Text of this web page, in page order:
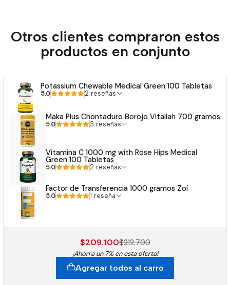
Otros clientes compraron estos
productos en conjunto
Potassium Chewable Medical Green 100 Tabletas
5.0 2 reseñas
Maka Plus Chontaduro Borojo Vitaliah 700 gramos
5.0 3 reseñas
Vitamina C 1000 mg with Rose Hips Medical
Green 100 Tabletas
5.0 2 reseñas
Factor de Transferencia 1000 gramos Zoí
5.0 1 reseña
$209.100$212.700
¡Ahorra un 7% en esta oferta!
Agregar todos al carro